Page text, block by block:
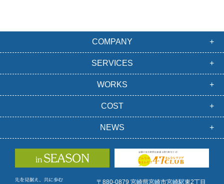
COMPANY
SERVICES
WORKS
COST
NEWS
〒880-0879 宮崎県宮崎市宮崎駅東2丁目